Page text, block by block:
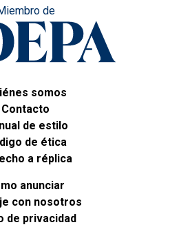
de
somos
Contacto
de estilo
de ética
a réplica
anunciar
con nosotros
de privacidad